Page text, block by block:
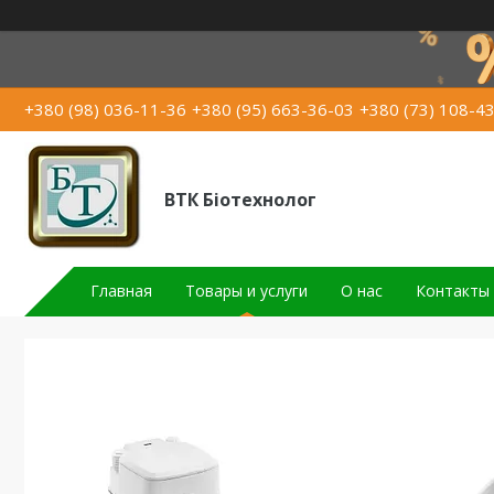
+380 (98) 036-11-36 +380 (95) 663-36-03 +380 (73) 108-
ВТК Біотехнолог
Главная Товары и услуги О нас Контакты